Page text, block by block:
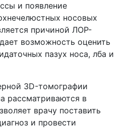
и появление
носовых
причиной ЛОР-
возможность оценить
пазух носа, лба и
3D-томографии
рассматриваются в
врачу поставить
и провести